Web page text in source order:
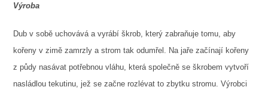
Výroba
Dub v sobě uchovává a vyrábí škrob, který zabraňuje tomu, aby
kořeny v zimě zamrzly a strom tak odumřel. Na jaře začínají kořeny
z půdy nasávat potřebnou vláhu, která společně se škrobem vytvoří
nasládlou tekutinu, jež se začne rozlévat to zbytku stromu. Výrobci